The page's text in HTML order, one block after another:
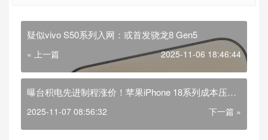
疑似vivo S50系列入网：或首发骁龙8 Gen5
« 上一篇 2025-11-06 18:46:44
曝台积电先进制程涨价！苹果iPhone 18系列成本压力
2025-11-07 08:56:32 下一篇 »